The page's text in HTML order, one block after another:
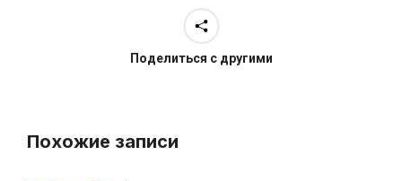
Поделиться с другими
Похожие записи